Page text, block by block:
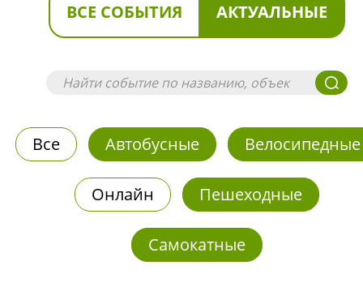
ВСЕ СОБЫТИЯ АКТУАЛЬНЫЕ
Все Автобусные Велосипедные
Онлайн Пешеходные
Самокатные